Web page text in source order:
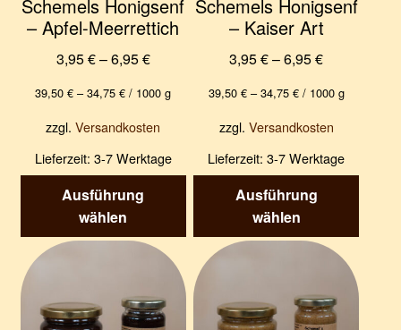
Schemels Honigsenf
– Apfel-Meerrettich
3,95€–6,95€
39,50€ –34,75€ / 1000 g
zzgl.Versandkosten
Lieferzeit: 3-7 Werktage
Ausführung
wählen
mehrere
Varianten
auf.
Schemels Honigsenf
– Kaiser Art
3,95€–6,95€
39,50 €– 34,75 €/ 1000 g
zzgl. Versandkosten
Lieferzeit:3-7 Werktage
Ausführung
wählen
auf.